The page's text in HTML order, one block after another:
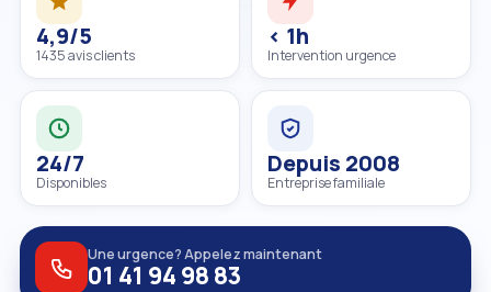
4,9/5
1435 avis clients
< 1h
Intervention urgence
24/7
Disponibles
Depuis 2008
Entreprise familiale
Une urgence? Appelez maintenant
01 41 94 98 83